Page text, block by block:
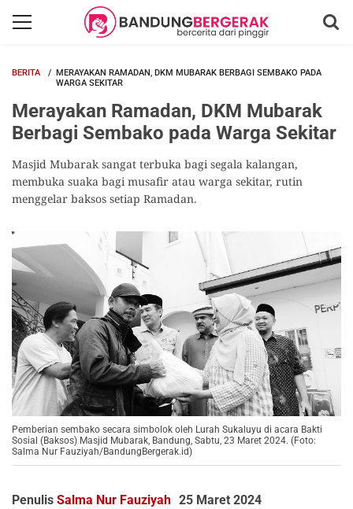
BERITA
MERAYAKAN RAMADAN, DKM MUBARAK BERBAGI SEMBAKO PADA
WARGA SEKITAR
Merayakan Ramadan, DKM Mubarak
Berbagi Sembako pada Warga Sekitar
Masjid Mubarak sangat terbuka bagi segala kalangan,
membuka suaka bagi musafir atau warga sekitar, rutin
menggelar baksos setiap Ramadan.
Pemberian sembako secara simbolok oleh Lurah Sukaluyu di acara Bakti
Sosial (Baksos) Masjid Mubarak, Bandung, Sabtu, 23 Maret 2024. (Foto:
Salma Nur Fauziyah/BandungBergerak.id)
Penulis Salma Nur Fauziyah 25 Maret 2024